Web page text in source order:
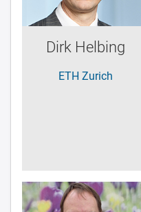
Dirk Helbing
ETH Zurich